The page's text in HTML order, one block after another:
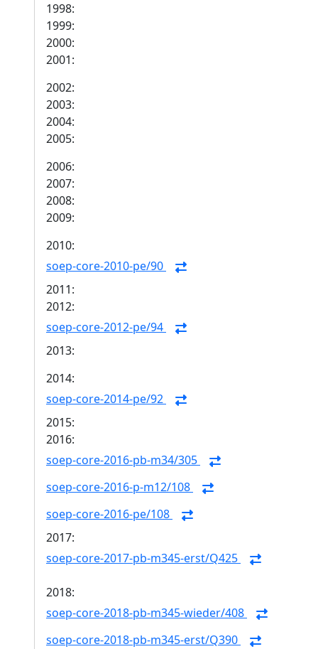
1998:
1999:
2000:
2001:
2002:
2003:
2004:
2005:
2006:
2007:
2008:
2009:
2010:
soep-core-2010-pe/90
2011:
2012:
soep-core-2012-pe/94
2013:
2014:
soep-core-2014-pe/92
2015:
2016:
soep-core-2016-pb-m34/305
soep-core-2016-p-m12/108
soep-core-2016-pe/108
2017:
soep-core-2017-pb-m345-erst/Q425
2018:
soep-core-2018-pb-m345-wieder/408
soep-core-2018-pb-m345-erst/Q390